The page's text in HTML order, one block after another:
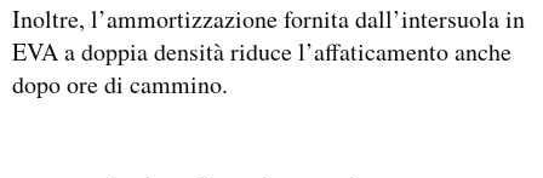
Inoltre, l’ammortizzazione fornita dall’intersuola in
EVA a doppia densità riduce l’affaticamento anche
dopo ore di cammino.